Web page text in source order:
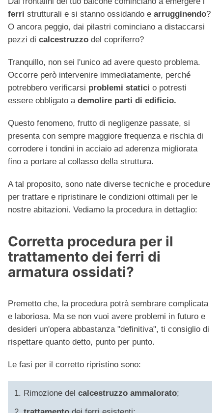
ferri strutturali e si stanno ossidando e arrugginendo?
O ancora peggio, dai pilastri cominciano a distaccarsi
pezzi di calcestruzzo del copriferro?
Tranquillo, non sei l'unico ad avere questo problema.
Occorre però intervenire immediatamente, perché
potrebbero verificarsi problemi statici o potresti
essere obbligato a demolire parti di edificio.
Questo fenomeno, frutto di negligenze passate, si
presenta con sempre maggiore frequenza e rischia di
corrodere i tondini in acciaio ad aderenza migliorata
fino a portare al collasso della struttura.
A tal proposito, sono nate diverse tecniche e procedure
per trattare e ripristinare le condizioni ottimali per le
nostre abitazioni. Vediamo la procedura in dettaglio:
Corretta procedura per il
trattamento dei ferri di
armatura ossidati?
Premetto che, la procedura potrà sembrare complicata
e laboriosa. Ma se non vuoi avere problemi in futuro e
desideri un'opera abbastanza "definitiva", ti consiglio di
rispettare quanto detto, punto per punto.
Le fasi per il corretto ripristino sono:
Rimozione del calcestruzzo ammalorato;